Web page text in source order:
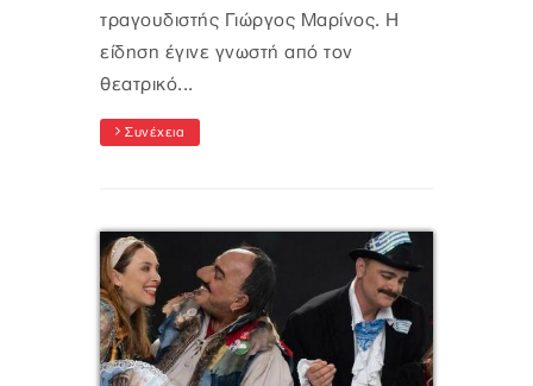
τραγουδιστής Γιώργος Μαρίνος. Η
είδηση έγινε γνωστή από τον
θεατρικό...
Συνέχεια